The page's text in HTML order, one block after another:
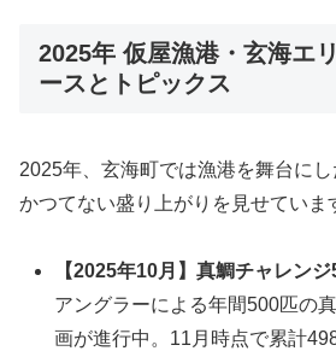
2025年 仮屋漁港・玄海エ
ースとトピックス
2025年、玄海町では漁港を舞台に
かつてない盛り上がりを見せていま
【2025年10月】真鯛チャレンジ
アングラーによる年間500匹の
画が進行中。11月時点で累計